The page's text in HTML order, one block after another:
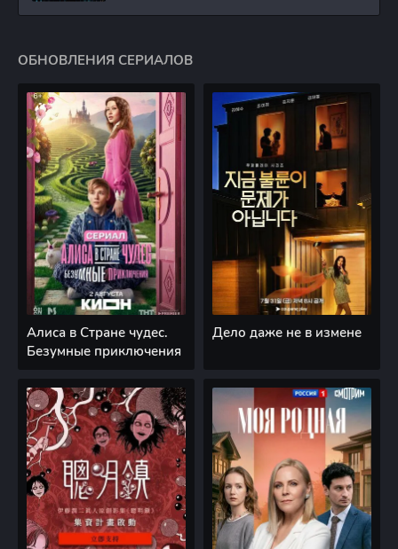
ОБНОВЛЕНИЯ СЕРИАЛОВ
Алиса в Стране чудес.
Безумные приключения
Дело даже не в измене